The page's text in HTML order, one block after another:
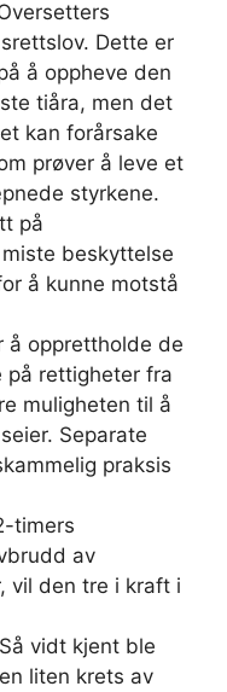
Dette er
å oppheve den
tiåra, men det
kan forårsake
prøver å leve et
styrkene.
på
beskyttelse
å kunne motstå
å opprettholde de
på rettigheter fra
muligheten til å
Separate
praksis
timers
av
vil den tre i kraft i
vidt kjent ble
liten krets av